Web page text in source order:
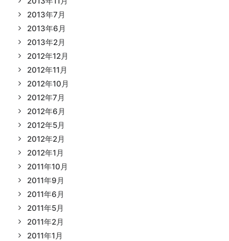
2013年7月
2013年6月
2013年2月
2012年12月
2012年11月
2012年10月
2012年7月
2012年6月
2012年5月
2012年2月
2012年1月
2011年10月
2011年9月
2011年6月
2011年5月
2011年2月
2011年1月